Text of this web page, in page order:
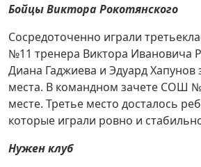
Бойцы ВиктораРокотянского
Сосредоточенно играли
№11 тренера Виктора Ивановича
Диана Гаджиева и Эдуард Хапунов
места. В командном зачете СОШ
месте. Третье место досталось
которые играли ровно и
Нужен клуб